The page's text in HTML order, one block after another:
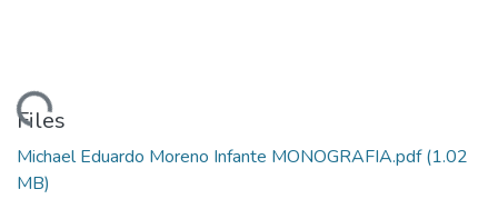
Files
Michael Eduardo Moreno Infante MONOGRAFIA.pdf(1.02
MB)